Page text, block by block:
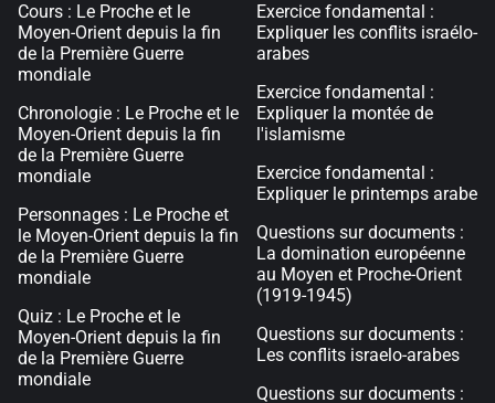
Cours : Le Proche et le
Moyen-Orient depuis la fin
de la Première Guerre
mondiale
Chronologie : Le Proche et le
Moyen-Orient depuis la fin
de la Première Guerre
mondiale
Personnages : Le Proche et
le Moyen-Orient depuis la fin
de la Première Guerre
mondiale
Quiz : Le Proche et le
Moyen-Orient depuis la fin
de la Première Guerre
mondiale
Exercice fondamental :
Expliquer les conflits israélo-
arabes
Exercice fondamental :
Expliquer la montée de
l'islamisme
Exercice fondamental :
Expliquer le printemps arabe
Questions sur documents :
La domination européenne
au Moyen et Proche-Orient
(1919-1945)
Questions sur documents :
Les conflits israelo-arabes
Questions sur documents :